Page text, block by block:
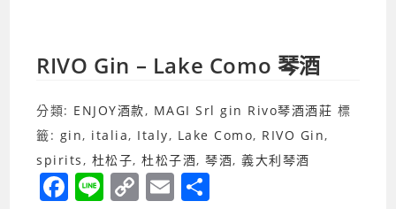
RIVO Gin – Lake Como 琴酒
分類: ENJOY酒款, MAGI Srl gin Rivo琴酒酒莊 標
籤: gin, italia, Italy, Lake Como, RIVO Gin,
spirits, 杜松子,杜松子酒,琴酒,義大利琴酒
F Li C E